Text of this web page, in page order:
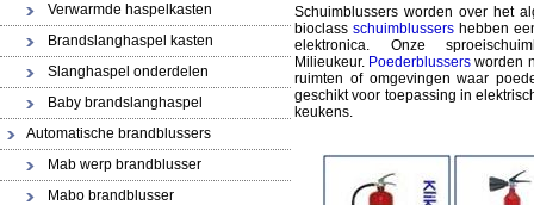
Verwarmde haspelkasten
Brandslanghaspel kasten
Slanghaspel onderdelen
Baby brandslanghaspel
Automatische brandblussers
Mab werp brandblusser
Mabo brandblusser
Schuimblussers worden over het
bioclass schuimblussershebben
elektronica. Onze
Milieukeur. Poederblussers worden
ruimten of omgevingen waar
geschikt voor toepassing in
keukens.